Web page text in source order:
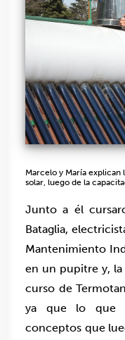
Marcelo y María
solar, luego de la
Junto a él
Bataglia,
Mantenimiento
en un pupitre y, la
curso de
ya que lo que
conceptos que